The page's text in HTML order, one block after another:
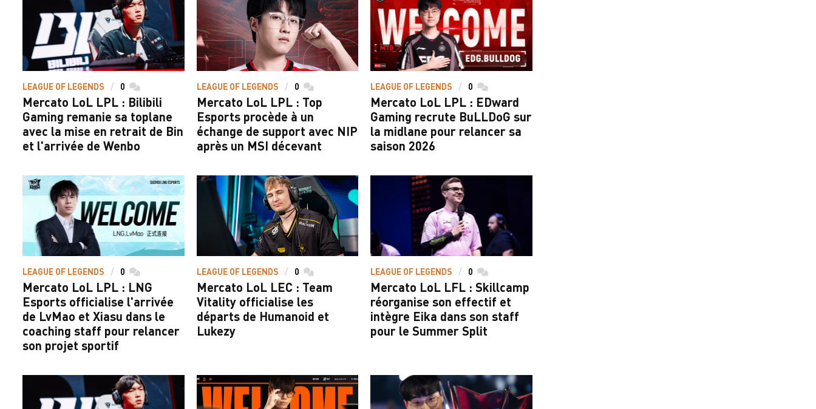
LEAGUE OF LEGENDS 0 commentaires
Mercato LoL LPL : Bilibili
Gaming remanie sa toplane
avec la mise en retrait de Bin
et l'arrivée de Wenbo
LEAGUE OF LEGENDS 0 commentaires
Mercato LoL LPL : Top
Esports procède à un
échange de support avec NIP
après un MSI décevant
LEAGUE OF LEGENDS 0 commentaires
Mercato LoL LPL : EDward
Gaming recrute BuLLDoG sur
la midlane pour relancer sa
saison 2026
LEAGUE OF LEGENDS 0 commentaires
Mercato LoL LPL : LNG
Esports officialise l'arrivée
de LvMao et Xiasu dans le
coaching staff pour relancer
son projet sportif
LEAGUE OF LEGENDS 0 commentaires
Mercato LoL LEC : Team
Vitality officialise les
départs de Humanoid et
Lukezy
LEAGUE OF LEGENDS 0 commentaires
Mercato LoL LFL : Skillcamp
réorganise son effectif et
intègre Eika dans son staff
pour le Summer Split